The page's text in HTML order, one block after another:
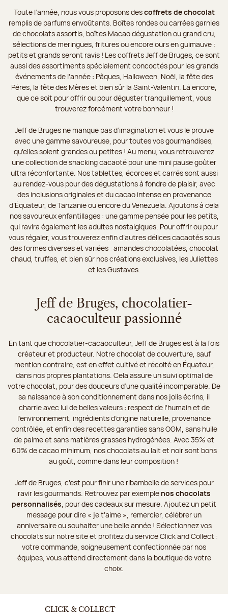
Toute l’année, nous vous proposons descoffrets de chocolat
remplis de parfums envoûtants. Boîtes rondes ou carrées garnies
de chocolats assortis, boîtes Macao dégustation ou grand cru,
sélections de meringues, fritures ou encore ours en guimauve :
petits et grands seront ravis ! Les coffrets Jeff de Bruges, ce sont
aussi des assortiments spécialement concoctés pour les grands
événements de l’année : Pâques, Halloween, Noël, la fête des
Pères, la fête des Mères et bien sûr la Saint-Valentin. Là encore,
que ce soit pour offrir ou pour déguster tranquillement, vous
trouverez forcément votre bonheur !
Jeff de Bruges ne manque pas d’imagination et vous le prouve
avec une gamme savoureuse, pour toutes vos gourmandises,
qu’elles soient grandes ou petites ! Au menu, vous retrouverez
une collection de snacking cacaoté pour une mini pause goûter
ultra réconfortante. Nos tablettes, écorces et carrés sont aussi
au rendez-vous pour des dégustations à fondre de plaisir, avec
des inclusions originales et du cacao intense en provenance
d’Équateur, de Tanzanie ou encore du Venezuela. Ajoutons à cela
nos savoureux enfantillages : une gamme pensée pour les petits,
qui ravira également les adultes nostalgiques. Pour offrir ou pour
vous régaler, vous trouverez enfin d’autres délices cacaotés sous
des formes diverses et variées : amandes chocolatées, chocolat
chaud, truffes, et bien sûr nos créations exclusives, les Juliettes
et les Gustaves.
Jeff de Bruges, chocolatier-
cacaoculteur passionné
En tant que chocolatier-cacaoculteur, Jeff de Bruges est à la fois
créateur et producteur. Notre chocolat de couverture, sauf
mention contraire, est en effet cultivé et récolté en Équateur,
dans nos propres plantations. Cela assure un suivi optimal de
votre chocolat, pour des douceurs d’une qualité incomparable. De
sa naissance à son conditionnement dans nos jolis écrins, il
charrie avec lui de belles valeurs : respect de l’humain et de
l’environnement, ingrédients d’origine naturelle, provenance
contrôlée, et enfin des recettes garanties sans OGM, sans huile
de palme et sans matières grasses hydrogénées. Avec 35% et
60% de cacao minimum, nos chocolats au lait et noir sont bons
au goût, comme dans leur composition !
Jeff de Bruges, c’est pour finir une ribambelle de services pour
ravir les gourmands. Retrouvez par exemple nos chocolats
personnalisés , pour des cadeaux sur mesure. Ajoutez un petit
message pour dire « je t’aime », remercier, célébrer un
anniversaire ou souhaiter une belle année ! Sélectionnez vos
chocolats sur notre site et profitez du service Click and Collect :
votre commande, soigneusement confectionnée par nos
équipes, vous attend directement dans la boutique de votre
choix.
CLICK & COLLECT